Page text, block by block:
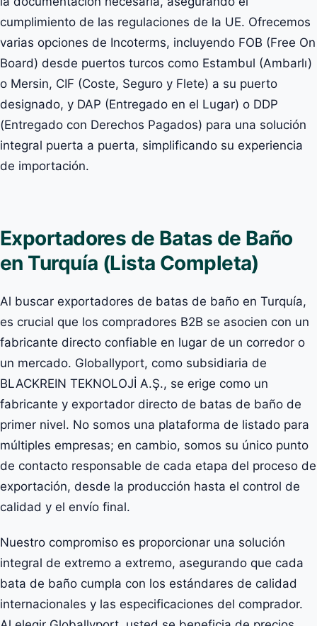
cumplimiento de las regulaciones de la UE. Ofrecemos
varias opciones de Incoterms, incluyendo FOB (Free On
Board) desde puertos turcos como Estambul (Ambarlı)
o Mersin, CIF (Coste, Seguro y Flete) a su puerto
designado, y DAP (Entregado en el Lugar) o DDP
(Entregado con Derechos Pagados) para una solución
integral puerta a puerta, simplificando su experiencia
de importación.
Exportadores de Batas de Baño
en Turquía (Lista Completa)
Al buscar exportadores de batas de baño en Turquía,
es crucial que los compradores B2B se asocien con un
fabricante directo confiable en lugar de un corredor o
un mercado. Globallyport, como subsidiaria de
BLACKREIN TEKNOLOJİ A.Ş., se erige como un
fabricante y exportador directo de batas de baño de
primer nivel. No somos una plataforma de listado para
múltiples empresas; en cambio, somos su único punto
de contacto responsable de cada etapa del proceso de
exportación, desde la producción hasta el control de
calidad y el envío final.
Nuestro compromiso es proporcionar una solución
integral de extremo a extremo, asegurando que cada
bata de baño cumpla con los estándares de calidad
internacionales y las especificaciones del comprador.